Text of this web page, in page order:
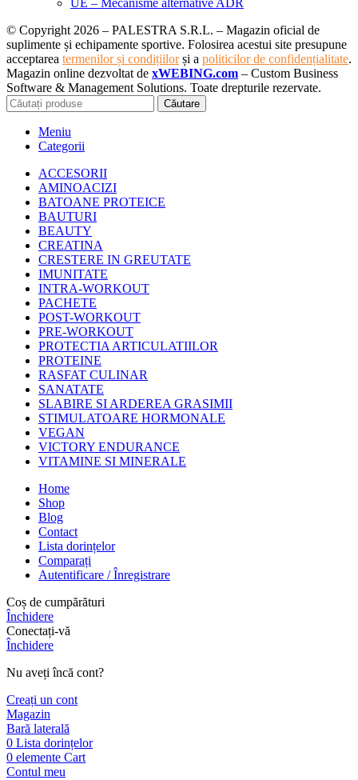
© Copyright 2026 – PALESTRA S.R.L. – Magazin oficial de
suplimente și echipamente sportive. Folosirea acestui site presupune
acceptarea termenilor și condițiilorși a politicilor de confidențialitate.
Magazin online dezvoltat de xWEBING.com – Custom Business
Software & Management Solutions. Toate drepturile rezervate.
Căutare
Meniu
Categorii
ACCESORII
AMINOACIZI
BATOANE PROTEICE
BAUTURI
BEAUTY
CREATINA
CRESTERE IN GREUTATE
IMUNITATE
INTRA-WORKOUT
PACHETE
POST-WORKOUT
PRE-WORKOUT
PROTECTIA ARTICULATIILOR
PROTEINE
RASFAT CULINAR
SANATATE
SLABIRE SI ARDEREA GRASIMII
STIMULATOARE HORMONALE
VEGAN
VICTORY ENDURANCE
VITAMINE SI MINERALE
Home
Shop
Blog
Contact
Lista dorințelor
Comparați
Autentificare / Înregistrare
Coș de cumpărături
Închidere
Conectați-vă
Închidere
Nu aveți încă cont?
Creați un cont
Magazin
Bară laterală
0 Lista dorințelor
0 elemente Cart
Contul meu